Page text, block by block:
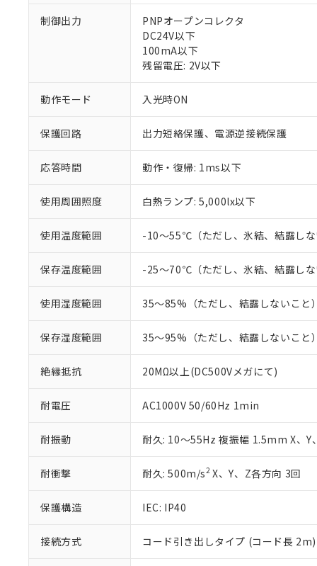
制御出力
PNPオープンコレクタ
DC24V以下
100mA以下
残留電圧: 2V以下
動作モード 入光時ON
保護回路 出力短絡保護、電源逆接続保護
応答時間 動作・復帰: 1ms以下
使用周囲照度 白熱ランプ: 5,000lx以下
使用温度範囲 -10～55℃（ただし、氷結、結露しな
保存温度範囲 -25～70℃（ただし、氷結、結露しな
使用湿度範囲 35～85%（ただし、結露しないこと）
保存湿度範囲 35～95%（ただし、結露しないこと）
絶縁抵抗 20MΩ以上(DC500Vメガにて)
耐電圧 AC1000V 50/60Hz 1min
耐振動 耐久: 10～55Hz 複振幅 1.5mm X、Y
耐衝撃 耐久: 500m/s2X、Y、Z各方向 3回
保護構造 IEC: IP40
接続方式 コード引き出しタイプ (コード長 2m)
ご利用条件
以下の条件をお読
本サービス
当社制御機
在庫状況お
のであり、
い。
正式な納期
在庫状況お
す。
マイパーツ
ている必要
お客様が当
さい。
※当社の共同
対応予定：EU
対応予定なし：
調査・確認中：
非該当品：ライセ
仕入先様の事情に
*EU RoHS指令（10物質
鉛(Pb) 1000ppm以下、
六価クロム(Cr(Ⅵ))
フタル酸ビス(2-エチル
ル（DBP） 1000ppm
但し、RoHS指令で産
フタル酸エステル類の
部品在庫の切り替
※3 非含有証明
下記の非含有証明
※本証明書は発行
また、RoHS指令
混在することから
※1 中国
「×」：最大均質
「－」：未確認で
Cr(Ⅵ)(六価クロム) :
※2 環境保護使用
「10」：通常の使
味します。
「－」：未確認で
などの必要な
当社は規制
ます。
当社は貴社
置等に一切使
また当社は
たしません。
記
説明
空
白
受注生